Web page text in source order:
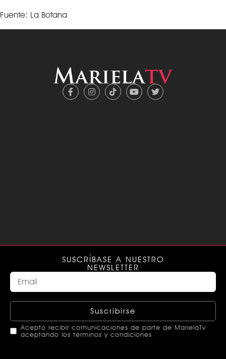
Fuente: La Botana
SUSCRÍBASE A NUESTRO
NEWSLETTER
Suscribirse
Acepto recibir comunicaciones de parte de MarielaTv
aceptando los términos y condiciones